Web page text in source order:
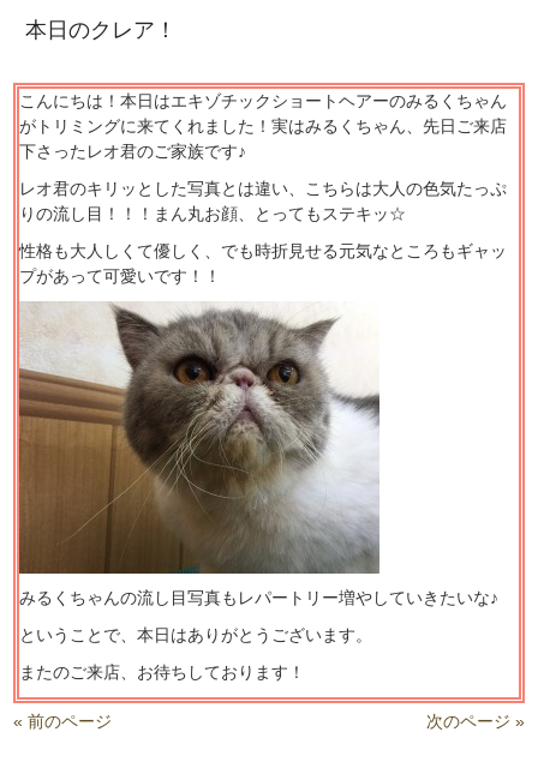
本日のクレア！
こんにちは！本日はエキゾチックショートヘアーのみるくちゃん
がトリミングに来てくれました！実はみるくちゃん、先日ご来店
下さったレオ君のご家族です♪
レオ君のキリッとした写真とは違い、こちらは大人の色気たっぷ
りの流し目！！！まん丸お顔、とってもステキッ☆
性格も大人しくて優しく、でも時折見せる元気なところもギャッ
プがあって可愛いです！！
みるくちゃんの流し目写真もレパートリー増やしていきたいな♪
ということで、本日はありがとうございます。
またのご来店、お待ちしております！
« 前のページ 次のページ »